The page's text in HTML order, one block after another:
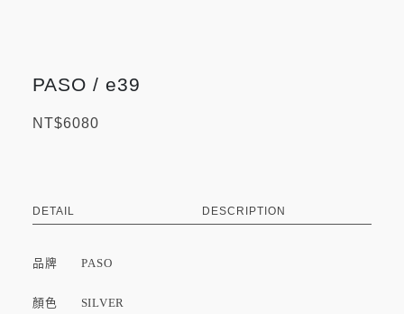
PASO / e39
NT$6080
DETAIL DESCRIPTION
品牌 PASO
顏色 SILVER